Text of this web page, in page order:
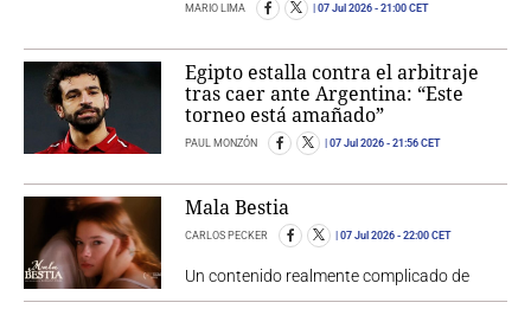
MARIO LIMA 07 Jul 2026 - 21:00 CET
Egipto estalla contra el arbitraje
tras caer ante Argentina: “Este
torneo está amañado”
PAUL MONZÓN 07 Jul 2026 - 21:56 CET
Mala Bestia
CARLOS PECKER 07 Jul 2026 - 22:00 CET
Un contenido realmente complicado de